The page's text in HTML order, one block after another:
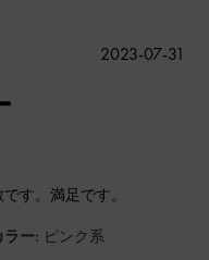
す。満足です。
ラー: ピンク系
2023-07-31